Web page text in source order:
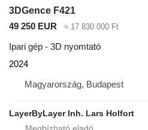
3DGence F421
49 250 EUR
≈ 17 830 000 Ft
Ipari gép - 3D nyomtató
2024
Magyarország, Budapest
LayerByLayer Inh. Lars Holfort